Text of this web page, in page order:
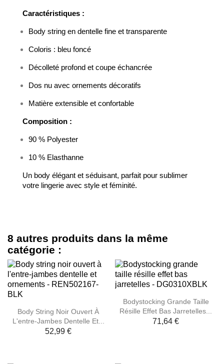
Caractéristiques :
Body string en dentelle fine et transparente
Coloris : bleu foncé
Décolleté profond et coupe échancrée
Dos nu avec ornements décoratifs
Matière extensible et confortable
Composition :
90 % Polyester
10 % Elasthanne
Un body élégant et séduisant, parfait pour sublimer
votre lingerie avec style et féminité.
8 autres produits dans la même
catégorie :
Body String Noir Ouvert À
L'entre-Jambes Dentelle Et...
52,99 €
Bodystocking Grande Taille
Résille Effet Bas Jarretelles...
71,64 €